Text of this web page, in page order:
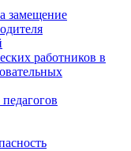
замещение
работников в